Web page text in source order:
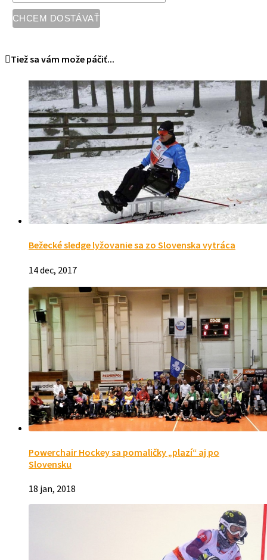
Tiež sa vám može páčiť...
Bežecké sledge lyžovanie sa zo Slovenska vytráca
14 dec, 2017
Powerchair Hockey sa pomaličky „plazí“ aj po
Slovensku
18 jan, 2018